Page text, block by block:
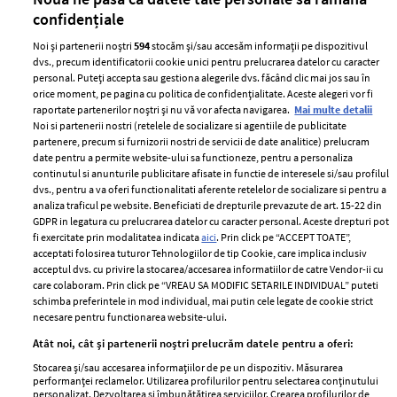
ELLE Style Awards
2024
Despre ELLE
Romania
Contact
Abonamente
Termeni si conditii
Politica de
confidențialitate
Politica de cookies
Publicitate
GSP
Unica
femei
Viva
confidențiale
Noi și partenerii noștri594stocăm și/sau accesăm informații pe dispozitivul
dvs., precum identificatorii cookie unici pentru prelucrarea datelor cu caracter
personal. Puteți accepta sau gestiona alegerile dvs. făcând clic mai jos sau în
orice moment, pe pagina cu politica de confidențialitate. Aceste alegeri vor fi
raportate partenerilor noștri și nu vă vor afecta navigarea. Mai multe detalii
Noi si partenerii nostri (retelele de socializare si agentiile de publicitate
partenere, precum si furnizorii nostri de servicii de date analitice) prelucram
date pentru a permite website-ului sa functioneze, pentru a personaliza
continutul si anunturile publicitare afisate in functie de interesele si/sau profilul
dvs., pentru a va oferi functionalitati aferente retelelor de socializare si pentru a
analiza traficul pe website. Beneficiati de drepturile prevazute de art. 15-22 din
GDPR in legatura cu prelucrarea datelor cu caracter personal. Aceste drepturi pot
fi exercitate prin modalitatea indicataaici. Prin click pe “ACCEPT TOATE”,
acceptati folosirea tuturor Tehnologiilor de tip Cookie, care implica inclusiv
acceptul dvs. cu privire la stocarea/accesarea informatiilor de catre Vendor-ii cu
care colaboram. Prin click pe “VREAU SA MODIFIC SETARILE INDIVIDUAL” puteti
schimba preferintele in mod individual, mai putin cele legate de cookie strict
necesare pentru functionarea website-ului.
Atât noi, cât și partenerii noștri prelucrăm datele pentru a oferi:
Stocarea și/sau accesarea informațiilor de pe un dispozitiv. Măsurarea
performanței reclamelor. Utilizarea profilurilor pentru selectarea conținutului
personalizat. Dezvoltarea și îmbunătățirea serviciilor. Crearea profilurilor de